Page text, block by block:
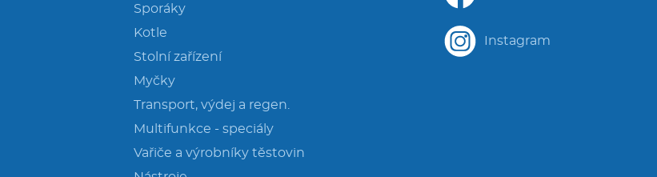
Sporáky
Kotle
Stolní zařízení
Myčky
Transport, výdej a regen.
Multifunkce - speciály
Vařiče a výrobníky těstovin
Instagram